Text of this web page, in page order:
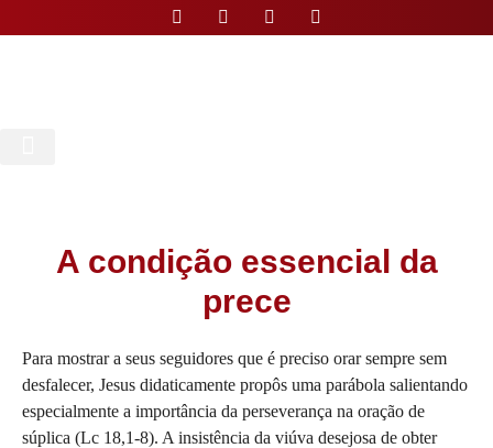
A condição essencial da
prece
Para mostrar a seus seguidores que é preciso orar sempre sem
desfalecer, Jesus didaticamente propôs uma parábola salientando
especialmente a importância da perseverança na oração de
súplica (Lc 18,1-8). A insistência da viúva desejosa de obter